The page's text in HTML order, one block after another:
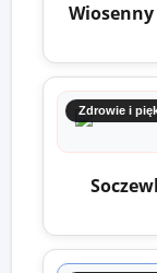
Zdrowie i